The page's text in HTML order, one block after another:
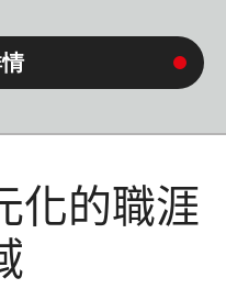
化的職涯